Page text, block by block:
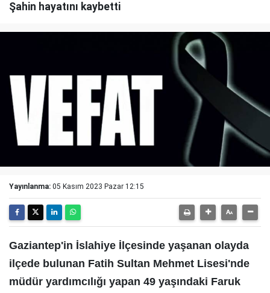
Şahin hayatını kaybetti
Yayınlanma: 05 Kasım 2023 Pazar 12:15
Gaziantep'in İslahiye İlçesinde yaşanan olayda
ilçede bulunan Fatih Sultan Mehmet Lisesi'nde
müdür yardımcılığı yapan 49 yaşındaki Faruk